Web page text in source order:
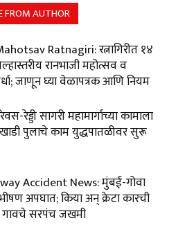
FROM AUTHOR
Ratnagiri: रत्नागिरीत १४
रानभाजी महोत्सव व
जाणून घ्या वेळापत्रक आणि नियम
रेड्डी सागरी महामार्गाच्या कामाला
पुलाचे काम युद्धपातळीवर सुरू
Accident News: मुंबई-गोवा
भीषण अपघात; किया अन् क्रेटा कारची
सरपंच जखमी